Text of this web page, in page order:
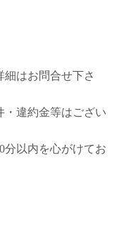
はお問合せ下さ
違約金等はござい
以内を心がけてお